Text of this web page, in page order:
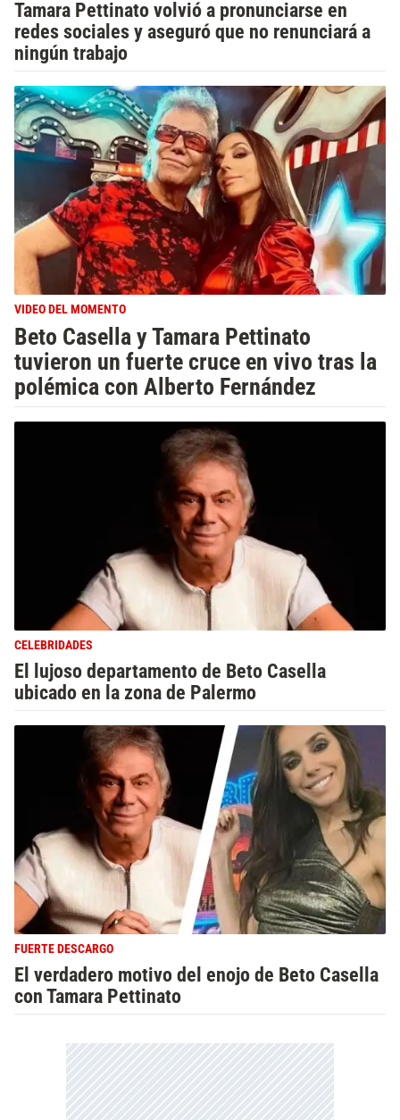
Tamara Pettinato volvió a pronunciarse en
redes sociales y aseguró que no renunciará a
ningún trabajo
VIDEO DEL MOMENTO
Beto Casella y Tamara Pettinato
tuvieron un fuerte cruce en vivo tras la
polémica con Alberto Fernández
CELEBRIDADES
El lujoso departamento de Beto Casella
ubicado en la zona de Palermo
FUERTE DESCARGO
El verdadero motivo del enojo de Beto Casella
con Tamara Pettinato